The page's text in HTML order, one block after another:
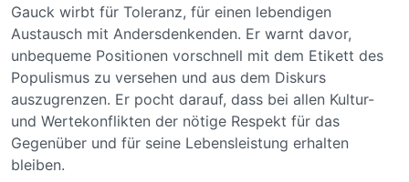
Gauck wirbt für Toleranz, für einen lebendigen
Austausch mit Andersdenkenden. Er warnt davor,
unbequeme Positionen vorschnell mit dem Etikett des
Populismus zu versehen und aus dem Diskurs
auszugrenzen. Er pocht darauf, dass bei allen Kultur-
und Wertekonflikten der nötige Respekt für das
Gegenüber und für seine Lebensleistung erhalten
bleiben.